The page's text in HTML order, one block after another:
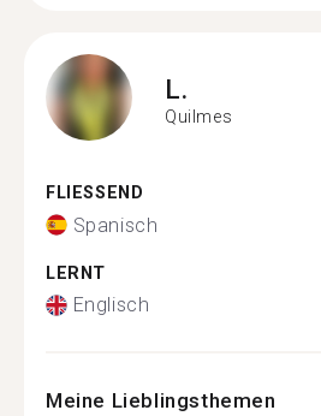
L.
Quilmes
FLIESSEND
Spanisch
LERNT
Englisch
Meine Lieblingsthemen